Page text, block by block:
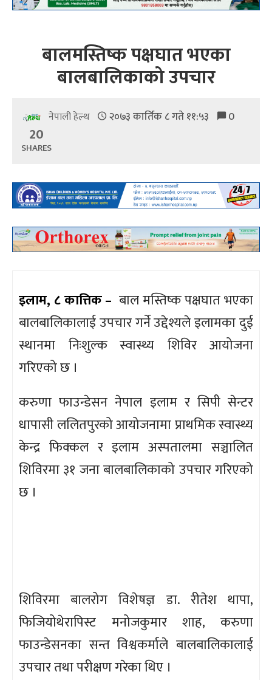
बालमस्तिष्क पक्षघात भएका
बालबालिकाको उपचार
नेपाली हेल्थ २०७३ कार्तिक ८ गते ११:५३ 0
20
SHARES
इलाम, ८ कात्तिक – बाल मस्तिष्क पक्षघात भएका
बालबालिकालाई उपचार गर्ने उद्देश्यले इलामका दुई
स्थानमा निःशुल्क स्वास्थ्य शिविर आयोजना
गरिएको छ ।
करुणा फाउन्डेसन नेपाल इलाम र सिपी सेन्टर
धापासी ललितपुरको आयोजनामा प्राथमिक स्वास्थ्य
केन्द्र फिक्कल र इलाम अस्पतालमा सञ्चालित
शिविरमा ३१ जना बालबालिकाको उपचार गरिएको
छ ।
शिविरमा बालरोग विशेषज्ञ डा. रीतेश थापा,
फिजियोथेरापिस्ट मनोजकुमार शाह, करुणा
फाउन्डेसनका सन्त विश्वकर्माले बालबालिकालाई
उपचार तथा परीक्षण गरेका थिए ।